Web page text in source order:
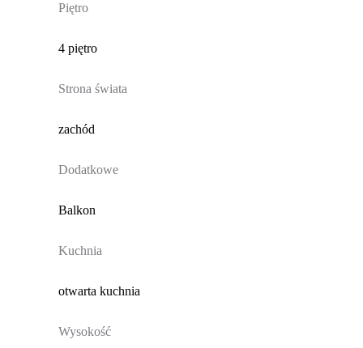
Piętro
4 piętro
Strona świata
zachód
Dodatkowe
Balkon
Kuchnia
otwarta kuchnia
Wysokość